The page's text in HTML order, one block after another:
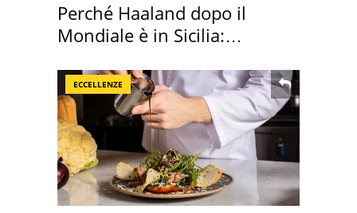
Perché Haaland dopo il
Mondiale è in Sicilia:
ECCELLENZE